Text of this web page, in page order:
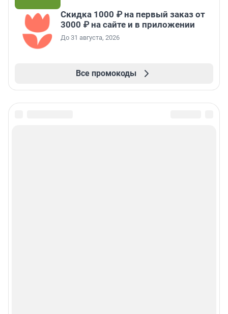
Скидка 1000 ₽ на первый заказ от
3000 ₽ на сайте и в приложении
До 31 августа, 2026
Все промокоды